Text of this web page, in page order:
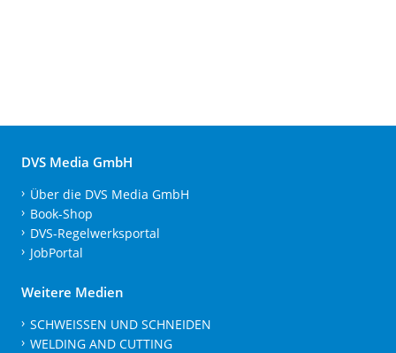
DVS Media GmbH
Über die DVS Media GmbH
Book-Shop
DVS-Regelwerksportal
JobPortal
Weitere Medien
SCHWEISSEN UND SCHNEIDEN
WELDING AND CUTTING